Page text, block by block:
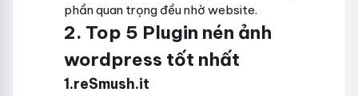
phần quan trọng đều nhờ website.
2. Top 5 Plugin nén ảnh
wordpress tốt nhất
1.reSmush.it